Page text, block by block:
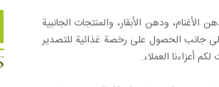
ودهن الأبقار، والمنتجات الجانبية
إلى جانب الحصول على رخصة غذائية للتصدير
أعزاءنا العملاء.